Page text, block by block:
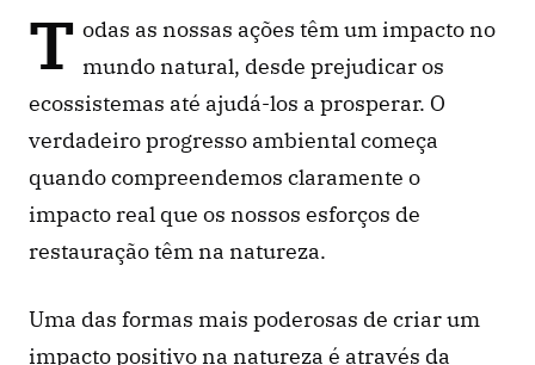
T odas as nossas ações têm um impacto no
mundo natural, desde prejudicar os
ecossistemas até ajudá-los a prosperar. O
verdadeiro progresso ambiental começa
quando compreendemos claramente o
impacto real que os nossos esforços de
restauração têm na natureza.
Uma das formas mais poderosas de criar um